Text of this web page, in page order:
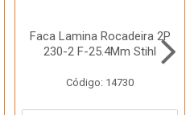
Faca Lamina Rocadeira 2P
230-2 F-25.4Mm Stihl
Código: 14730